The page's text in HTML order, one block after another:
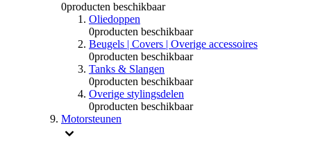
0producten beschikbaar
Oliedoppen
0producten beschikbaar
Beugels | Covers | Overige accessoires
0producten beschikbaar
Tanks & Slangen
0producten beschikbaar
Overige stylingsdelen
0producten beschikbaar
Motorsteunen